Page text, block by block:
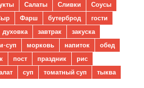
Салаты Сливки
Соусы
Фарш бутерброд
гости
духовка завтрак
закуска
суп морковь напиток
обед
пост праздник
рис
суп томатный суп
тыква